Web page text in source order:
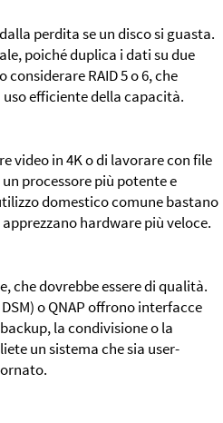
perdita se un disco si guasta.
poiché duplica i dati su due
RAID 5 o 6, che
efficiente della capacità.
video in 4K o di lavorare con file
processore più potente e
domestico comune bastano
hardware più veloce.
che dovrebbe essere di qualità.
o QNAP offrono interfacce
la condivisione o la
un sistema che sia user-